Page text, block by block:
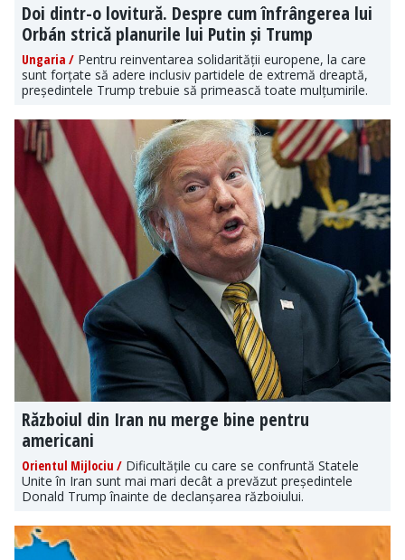
Doi dintr-o lovitură. Despre cum înfrângerea lui
Orbán strică planurile lui Putin și Trump
Ungaria / Pentru reinventarea solidarității europene, la care
sunt forțate să adere inclusiv partidele de extremă dreaptă,
președintele Trump trebuie să primească toate mulțumirile.
Războiul din Iran nu merge bine pentru
americani
Orientul Mijlociu / Dificultățile cu care se confruntă Statele
Unite în Iran sunt mai mari decât a prevăzut președintele
Donald Trump înainte de declanșarea războiului.